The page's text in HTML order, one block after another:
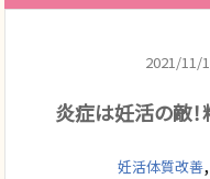
2021/11/
炎症は妊活の敵！
妊活体質改善,